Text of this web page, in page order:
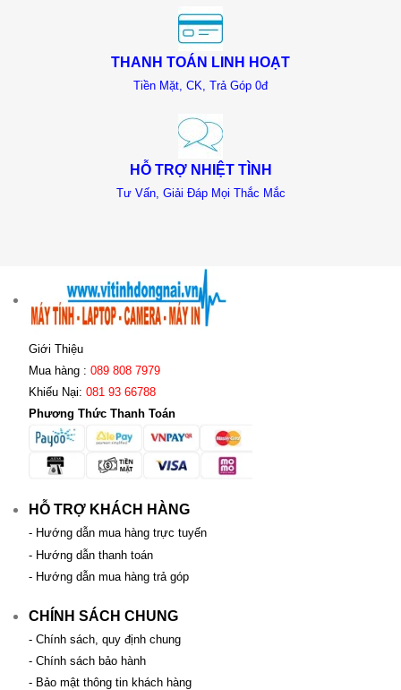
THANH TOÁN LINH HOẠT
Tiền Mặt, CK, Trả Góp 0đ
HỖ TRỢ NHIỆT TÌNH
Tư Vấn, Giải Đáp Mọi Thắc Mắc
Giới Thiệu
Mua hàng : 089 808 7979
Khiếu Nại: 081 93 66788
Phương Thức Thanh Toán
HỖ TRỢ KHÁCH HÀNG
- Hướng dẫn mua hàng trực tuyến
- Hướng dẫn thanh toán
- Hướng dẫn mua hàng trả góp
CHÍNH SÁCH CHUNG
- Chính sách, quy định chung
- Chính sách bảo hành
- Bảo mật thông tin khách hàng